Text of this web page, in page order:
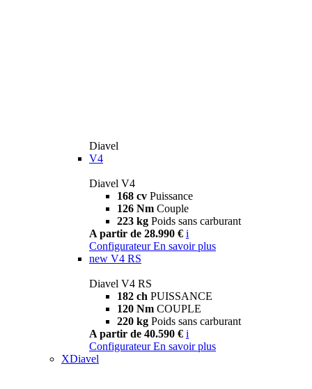
Diavel
V4
Diavel V4
168 cv Puissance
126 Nm Couple
223 kg Poids sans carburant
A partir de 28.990 € i
Configurateur En savoir plus
new V4 RS
Diavel V4 RS
182 ch PUISSANCE
120 Nm COUPLE
220 kg Poids sans carburant
A partir de 40.590 € i
Configurateur En savoir plus
XDiavel